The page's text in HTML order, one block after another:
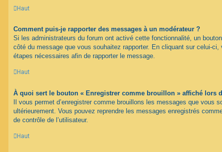
Haut
Comment puis-je rapporter des messages à un modérateur ?
Si les administrateurs du forum ont activé cette fonctionnalité, un
côté du message que vous souhaitez rapporter. En cliquant sur celui-
étapes nécessaires afin de rapporter le message.
Haut
À quoi sert le bouton « Enregistrer comme brouillon » affiché lors
Il vous permet d’enregistrer comme brouillons les messages que vous
ultérieurement. Vous pouvez reprendre les messages enregistrés
de contrôle de l’utilisateur.
Haut